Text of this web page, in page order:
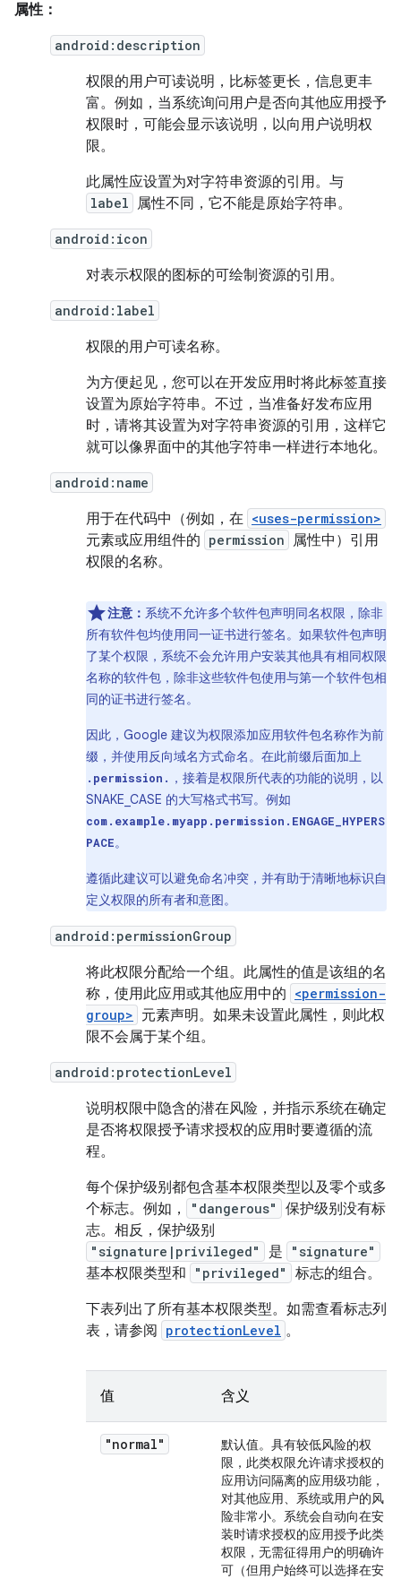
属性：
android:description
权限的用户可读说明，比标签更长，信息更丰
富。例如，当系统询问用户是否向其他应用授予
权限时，可能会显示该说明，以向用户说明权
限。
此属性应设置为对字符串资源的引用。与
label 属性不同，它不能是原始字符串。
android:icon
对表示权限的图标的可绘制资源的引用。
android:label
权限的用户可读名称。
为方便起见，您可以在开发应用时将此标签直接
设置为原始字符串。不过，当准备好发布应用
时，请将其设置为对字符串资源的引用，这样它
就可以像界面中的其他字符串一样进行本地化。
android:name
用于在代码中（例如，在 <uses-permission>
元素或应用组件的 permission 属性中）引用
权限的名称。
注意： 系统不允许多个软件包声明同名权限，除非
所有软件包均使用同一证书进行签名。如果软件包声明
了某个权限，系统不会允许用户安装其他具有相同权限
名称的软件包，除非这些软件包使用与第一个软件包相
同的证书进行签名。
因此，Google 建议为权限添加应用软件包名称作为前
缀，并使用反向域名方式命名。在此前缀后面加上
.permission. ，接着是权限所代表的功能的说明，以
SNAKE_CASE 的大写格式书写。例如
com.example.myapp.permission.ENGAGE_HYPERS
PACE。
遵循此建议可以避免命名冲突，并有助于清晰地标识自
定义权限的所有者和意图。
android:permissionGroup
将此权限分配给一个组。此属性的值是该组的名
称，使用此应用或其他应用中的 <permission-
group> 元素声明。如果未设置此属性，则此权
限不会属于某个组。
android:protectionLevel
说明权限中隐含的潜在风险，并指示系统在确定
是否将权限授予请求授权的应用时要遵循的流
程。
每个保护级别都包含基本权限类型以及零个或多
个标志。例如，
"dangerous"
保护级别没有标
志。相反，保护级别
"signature|privileged" 是 "signature"
基本权限类型和 "privileged"
标志的组合。
下表列出了所有基本权限类型。如需查看标志列
表，请参阅
protectionLevel 。
值 含义
"normal"
默认值。具有较低风险的权
限，此类权限允许请求授权的
应用访问隔离的应用级功能，
对其他应用、系统或用户的风
险非常小。系统会自动向在安
装时请求授权的应用授予此类
权限，无需征得用户的明确许
可（但用户始终可以选择在安